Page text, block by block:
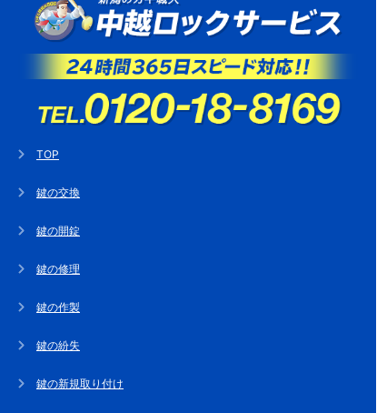
TOP
鍵の交換
鍵の開錠
鍵の修理
鍵の作製
鍵の紛失
鍵の新規取り付け